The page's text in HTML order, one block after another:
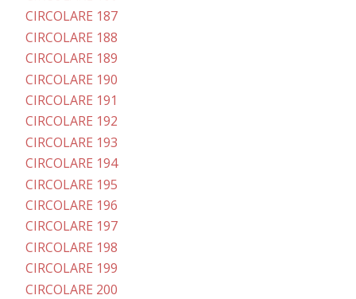
CIRCOLARE 187
CIRCOLARE 188
CIRCOLARE 189
CIRCOLARE 190
CIRCOLARE 191
CIRCOLARE 192
CIRCOLARE 193
CIRCOLARE 194
CIRCOLARE 195
CIRCOLARE 196
CIRCOLARE 197
CIRCOLARE 198
CIRCOLARE 199
CIRCOLARE 200